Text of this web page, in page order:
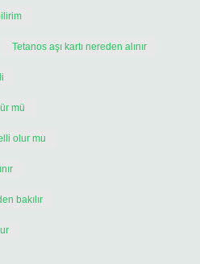
Tetanos aşı kartı nereden alınır
mü
olur mu
bakılır